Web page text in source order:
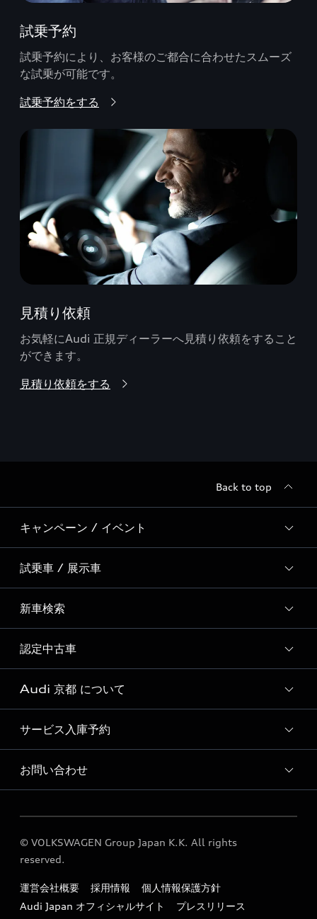
試乗予約
試乗予約により、お客様のご都合に合わせたスムーズ
な試乗が可能です。
試乗予約をする
見積り依頼
お気軽にAudi 正規ディーラーへ見積り依頼をすること
ができます。
見積り依頼をする
Back to top
キャンペーン / イベント
全国統一イベント
ディーラー独自イベント
試乗車 / 展示車
試乗予約
試乗車・展示車一覧
新車検索
新車検索
認定中古車
Audi認定中古車検索
Audi 京都 について
Audi 京都 店舗情報
Audi Approved Automobile 京都 店舗情報
Audi 京都 運営会社概要
Audi 京都 公式LINEアカウント
定期点検 / 車検 料金表
サービス入庫予約
Audi 京都 サービス入庫予約
お問い合わせ
各種お問い合わせ
© VOLKSWAGEN Group Japan K.K. All rights
reserved.
運営会社概要 採用情報
個人情報保護方針
Audi Japan オフィシャルサイト
プレスリリース